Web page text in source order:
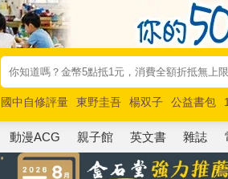
國中自修評量 東野圭吾 楊双子 公益書包
唯紅花綻放
奧德賽 路邊攤新作 馬斯克 玩
動漫ACG 親子館 英文書 雜誌